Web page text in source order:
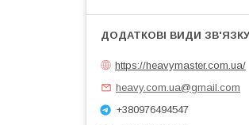
https://heavymaster.com.ua/
heavy.com.ua@gmail.com
+380976494547